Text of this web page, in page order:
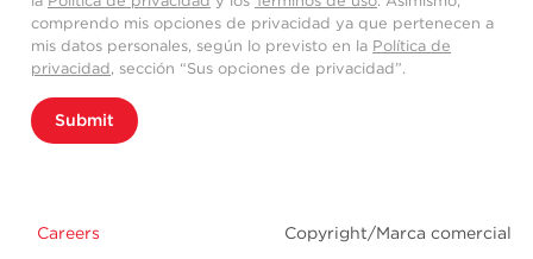
comprendo mis opciones de privacidad ya que pertenecen a
mis datos personales, según lo previsto en la Política de
privacidad, sección “Sus opciones de privacidad”.
Submit
Careers Copyright/Marca comercial